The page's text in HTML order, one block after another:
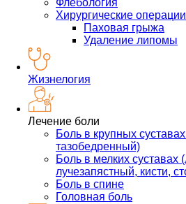
Флебология
Хирургические операции
Паховая грыжа
Удаление липомы
Жизнелогия
Лечение боли
Боль в крупных
тазобедренный)
Боль в мелких суставах
лучезапястный, кисти,
Боль в спине
Головная боль